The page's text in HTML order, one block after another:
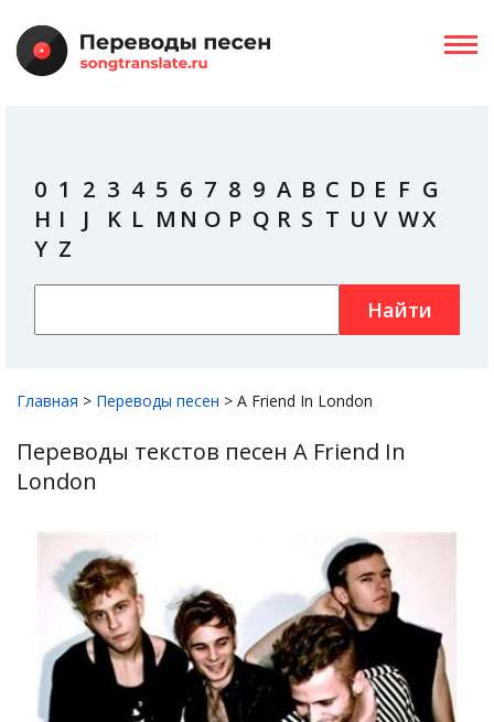
0 1 2 3 4 5 6 7 8 9 A B C D E F G
H I J K L M N O P Q R S T U V WX
Y Z
Найти
Главная > Переводы песен > A Friend In London
Переводы текстов песен A Friend In
London